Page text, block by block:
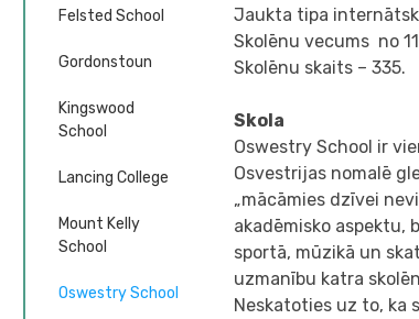
Felsted School
Gordonstoun
Kingswood
School
Lancing College
Mount Kelly
School
Oswestry School
Jaukta tipa
Skolēnu vecums no
Skolēnu skaits – 335.
Skola
Oswestry School ir
Osvestrijas nomalē
„mācāmies dzīvei
akadēmisko aspektu,
sportā, mūzikā un
uzmanību katra
Neskatoties uz to, ka